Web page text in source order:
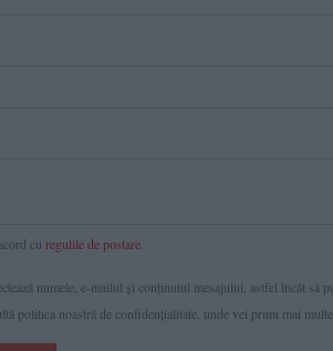
cu regulile de postare
numele, e-mailul şi conținutul mesajului, astfel încât
politica noastră de confidenţialitate, unde vei primi mai